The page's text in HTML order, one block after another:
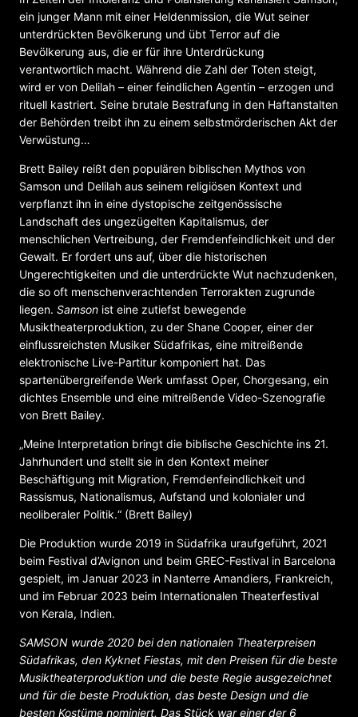
ein junger Mann mit einer Heldenmission, die Wut seiner
unterdrückten Bevölkerung und übt Terror auf die
Bevölkerung aus, die er für ihre Unterdrückung
verantwortlich macht. Während die Zahl der Toten steigt,
wird er von Delilah – einer feindlichen Agentin – erzogen und
rituell kastriert. Seine brutale Bestrafung in den Haftanstalten
der Behörden treibt ihn zu einem selbstmörderischen Akt der
Verwüstung…
Brett Bailey reißt den populären biblischen Mythos von
Samson und Delilah aus seinem religiösen Kontext und
verpflanzt ihn in eine dystopische zeitgenössische
Landschaft des ungezügelten Kapitalismus, der
menschlichen Vertreibung, der Fremdenfeindlichkeit und der
Gewalt. Er fordert uns auf, über die historischen
Ungerechtigkeiten und die unterdrückte Wut nachzudenken,
die so oft menschenverachtenden Terrorakten zugrunde
liegen. Samson ist eine zutiefst bewegende
Musiktheaterproduktion, zu der Shane Cooper, einer der
einflussreichsten Musiker Südafrikas, eine mitreißende
elektronische Live-Partitur komponiert hat. Das
spartenübergreifende Werk umfasst Oper, Chorgesang, ein
dichtes Ensemble und eine mitreißende Video-Szenografie
von Brett Bailey.
„Meine Interpretation bringt die biblische Geschichte ins 21.
Jahrhundert und stellt sie in den Kontext meiner
Beschäftigung mit Migration, Fremdenfeindlichkeit und
Rassismus, Nationalismus, Aufstand und kolonialer und
neoliberaler Politik.“ (Brett Bailey)
Die Produktion wurde 2019 in Südafrika uraufgeführt, 2021
beim Festival d’Avignon und beim GREC-Festival in Barcelona
gespielt, im Januar 2023 in Nanterre Amandiers, Frankreich,
und im Februar 2023 beim Internationalen Theaterfestival
von Kerala, Indien.
SAMSON wurde 2020 bei den nationalen Theaterpreisen
Südafrikas, den Kyknet Fiestas, mit den Preisen für die beste
Musiktheaterproduktion und die beste Regie ausgezeichnet
und für die beste Produktion, das beste Design und die
besten Kostüme nominiert. Das Stück war einer der 6